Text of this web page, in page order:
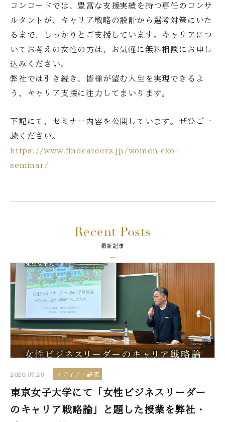
コンコードでは、豊富な支援実績を持つ専任のコンサ
ルタントが、キャリア戦略の設計から選考対策にいた
るまで、しっかりとご支援しています。キャリアにつ
いてお考えの女性の方は、お気軽に無料相談にお申し
込みください。
弊社では引き続き、皆様が望む人生を実現できるよ
う、キャリア支援に注力してまいります。
下記にて、セミナー内容を公開しています。ぜひご一
読ください。
https://www.findcareers.jp/women-cxo-
seminar/
Recent Posts
最新記事
2026.07.29 メディア・講演
東京女子大学にて「女性ビジネスリーダー
のキャリア戦略論」と題した授業を弊社・